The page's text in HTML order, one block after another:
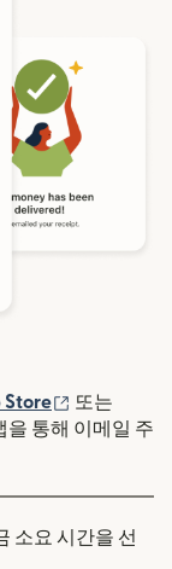
서 열림)
Store (새 창에서
또는
을 통해 이메일 주
소요 시간을 선